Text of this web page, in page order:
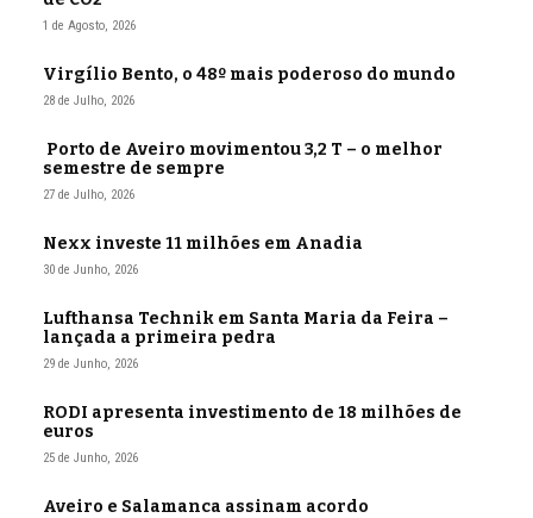
1 de Agosto, 2026
Virgílio Bento, o 48º mais poderoso do mundo
28 de Julho, 2026
Porto de Aveiro movimentou 3,2 T – o melhor
semestre de sempre
27 de Julho, 2026
Nexx investe 11 milhões em Anadia
30 de Junho, 2026
Lufthansa Technik em Santa Maria da Feira –
lançada a primeira pedra
29 de Junho, 2026
RODI apresenta investimento de 18 milhões de
euros
25 de Junho, 2026
Aveiro e Salamanca assinam acordo